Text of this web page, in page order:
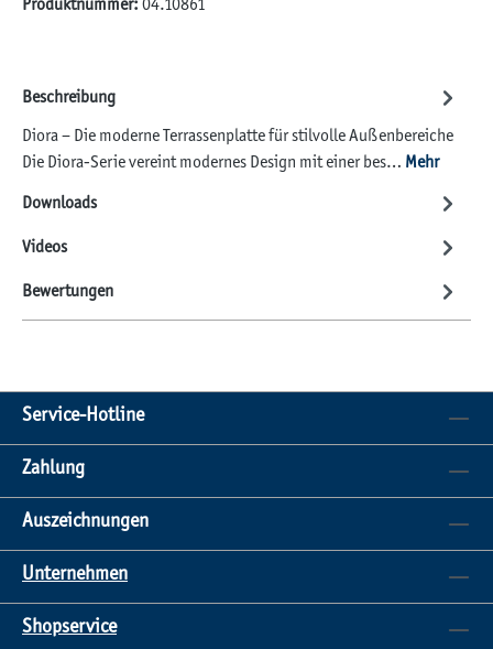
Produktnummer: 04.10861
Beschreibung
Diora – Die moderne Terrassenplatte für stilvolle Außenbereiche
Die Diora-Serie vereint modernes Design mit einer bes… Mehr
Downloads
Videos
Bewertungen
Service-Hotline
Zahlung
Auszeichnungen
Unternehmen
Shopservice